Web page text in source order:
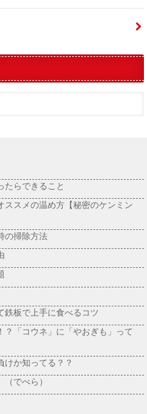
らできること
ススメの温め方【秘密のケンミン
の掃除方法
鉄板で上手に食べるコツ
？「コウネ」に「やおぎも」って
けか知ってる？？
でべら）